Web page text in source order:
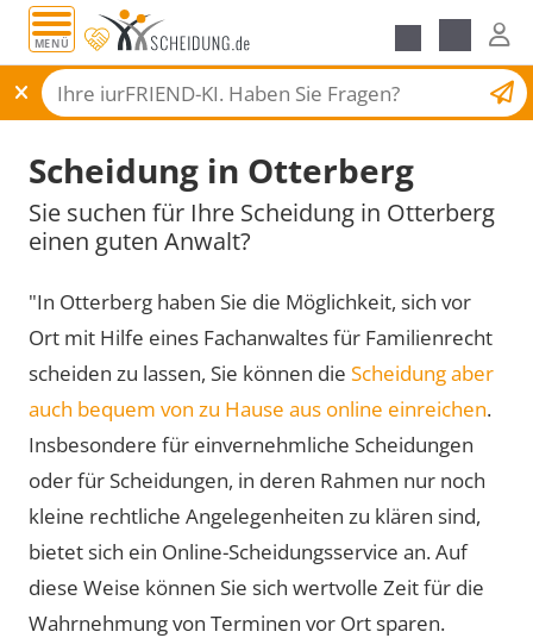
MENÜ
Scheidungsantrag
Scheidung in Otterberg
Sie suchen für Ihre Scheidung in Otterberg
einen guten Anwalt?
"In Otterberg haben Sie die Möglichkeit, sich vor
Ort mit Hilfe eines Fachanwaltes für Familienrecht
scheiden zu lassen, Sie können die Scheidung aber
auch bequem von zu Hause aus online einreichen.
Insbesondere für einvernehmliche Scheidungen
oder für Scheidungen, in deren Rahmen nur noch
kleine rechtliche Angelegenheiten zu klären sind,
bietet sich ein Online-Scheidungsservice an. Auf
diese Weise können Sie sich wertvolle Zeit für die
Wahrnehmung von Terminen vor Ort sparen.